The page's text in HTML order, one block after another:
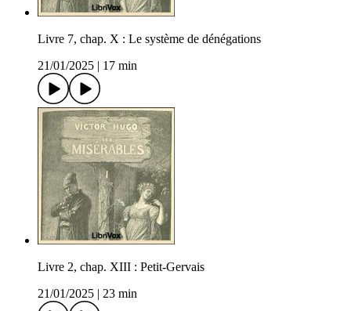
Livre 7, chap. X : Le système de dénégations
21/01/2025
17 min
Livre 2, chap. XIII : Petit-Gervais
21/01/2025
23 min